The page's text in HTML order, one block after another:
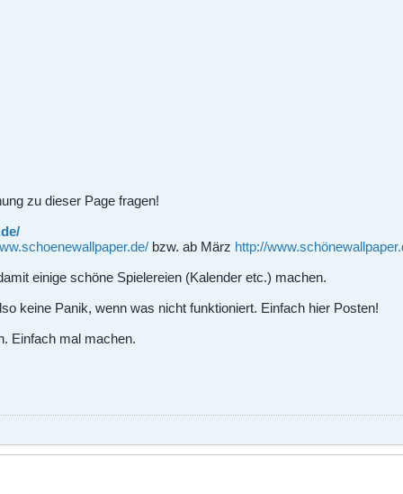
zu dieser Page fragen!
bzw. ab März http://
einige schöne Spielereien (Kalender etc.) machen.
keine Panik, wenn was nicht funktioniert. Einfach hier Posten!
Einfach mal machen.